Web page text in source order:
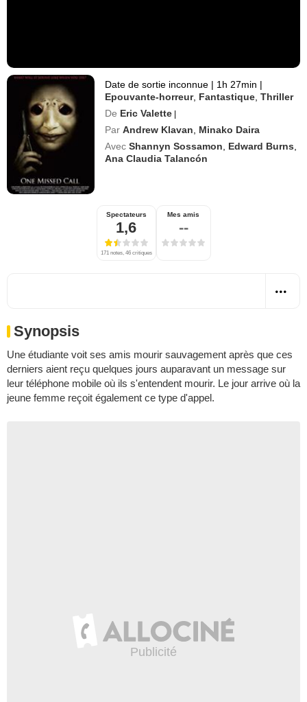
Date de sortie inconnue | 1h 27min |
Epouvante-horreur, Fantastique ,Thriller
De Eric Valette |
Par Andrew Klavan
Minako Daira
Avec Shannyn Sossamon Edward Burns
Ana Claudia Talancón
Spectateurs
1,6
171 notes, 46 critiques
Mes amis
--
Synopsis
Une étudiante voit ses amis mourir sauvagement après que ces
derniers aient reçu quelques jours auparavant un message sur
leur téléphone mobile où ils s'entendent mourir. Le jour arrive où la
jeune femme reçoit également ce type d'appel.